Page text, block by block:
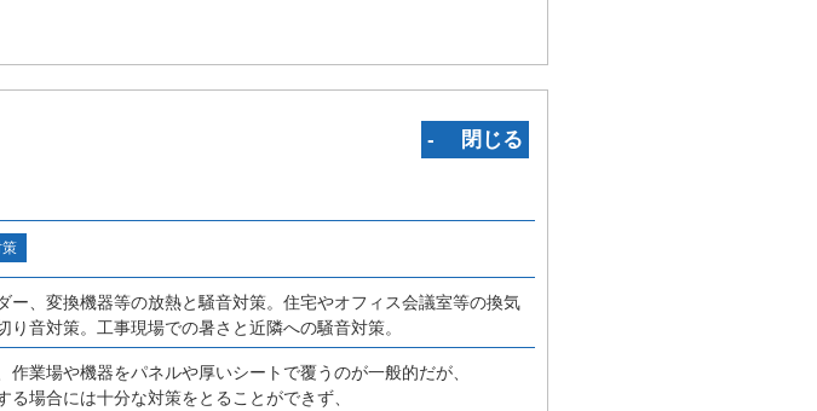
‐ 閉じる
、変換機器等の放熱と騒音対策。住宅やオフィス会議室等の換気
音対策。工事現場での暑さと近隣への騒音対策。
業場や機器をパネルや厚いシートで覆うのが一般的だが、
場合には十分な対策をとることができず、